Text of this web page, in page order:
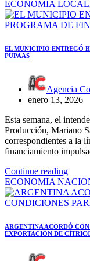
ECONOMIA
EL MUNICIPIO ENTREGÓ
PUPAAS
Agencia
enero 13, 2026
Esta semana, el
Producción, Mariano
correspondientes a la
financiamiento
Continue reading
ECONOMIA
ARGENTINA ACORDÓ
EXPORTACIÓN DE